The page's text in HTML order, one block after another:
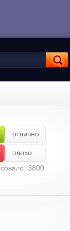
отлично
плохо
3800